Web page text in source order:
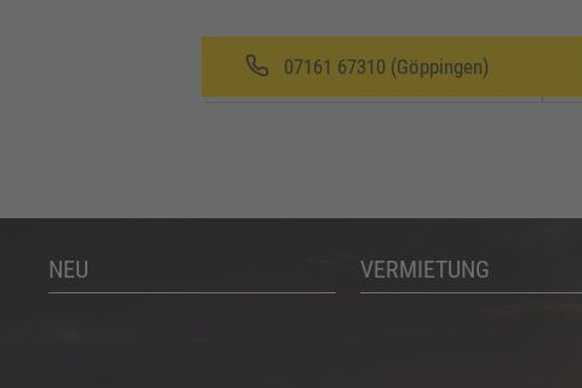
07161 67310 (Göppingen)
NEU VERMIETUNG